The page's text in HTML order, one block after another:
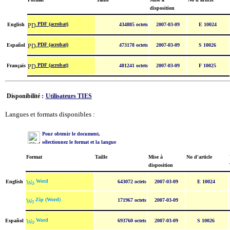
disposition
English PDF (acrobat) 434885 octets 2007-03-09 E 10024
Español PDF (acrobat) 473178 octets 2007-03-09 S 10026
Français PDF (acrobat) 481241 octets 2007-03-09 F 10025
Disponibilité : Utilisateurs TIES
Langues et formats disponibles :
Pour obtenir le document,
sélectionnez le format et la langue
Format Taille
Mise à
disposition
No d'article
English Word 643072 octets 2007-03-09 E 10024
Zip (Word) 171967 octets 2007-03-09
Español Word 693760 octets 2007-03-09 S 10026